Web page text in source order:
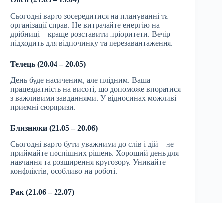
Сьогодні варто зосередитися на плануванні та
організації справ. Не витрачайте енергію на
дрібниці – краще розставити пріоритети. Вечір
підходить для відпочинку та перезавантаження.
Телець (20.04 – 20.05)
День буде насиченим, але плідним. Ваша
працездатність на висоті, що допоможе впоратися
з важливими завданнями. У відносинах можливі
приємні сюрпризи.
Близнюки (21.05 – 20.06)
Сьогодні варто бути уважними до слів і дій – не
приймайте поспішних рішень. Хороший день для
навчання та розширення кругозору. Уникайте
конфліктів, особливо на роботі.
Рак (21.06 – 22.07)